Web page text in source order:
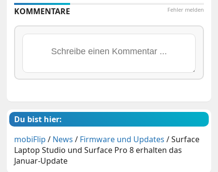
Fehler melden
KOMMENTARE
Du bist hier:
mobiFlip / News / Firmware und Updates /Surface
Laptop Studio und Surface Pro 8 erhalten das
Januar-Update